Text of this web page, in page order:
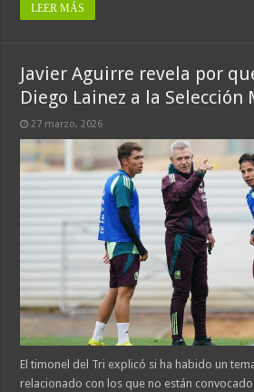
LEER MÁS
Javier Aguirre revela por
Diego Lainez a la Selección
27 marzo, 2026
El timonel del Tri explicó si ha habido un
relacionado con los que no están